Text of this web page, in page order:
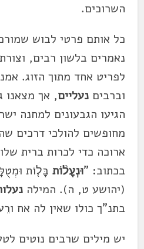
השרוכים.
כל אותם פרטי לבוש
נאמרים בלשון רבים,
לפריט אחד מתוך הזוג.
וברביםנעליים, אך מצאנו
הגיעו הגבעונים למחנה
מחופשים להולכי דרכים
ארוכה כדי לכרות ברית
בכתוב: "וּנְעָל֨וֹת בָּל֤וֹת
(יהושע ט, ה). המילה
בתנ"ך כולו שאין לה אח
יש מילים שרבים נוטים